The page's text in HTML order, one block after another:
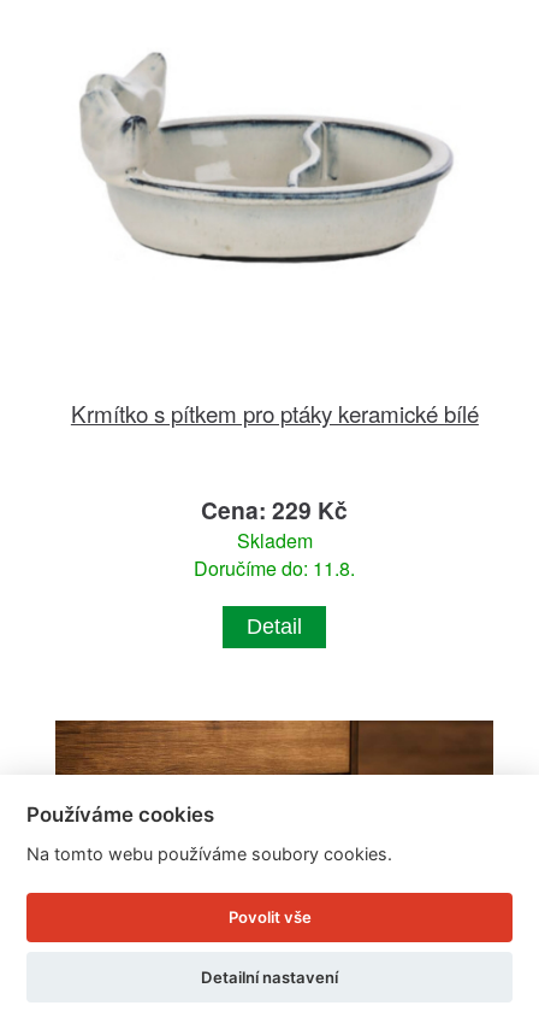
Krmítko s pítkem pro ptáky keramické bílé
Cena: 229 Kč
Skladem
Doručíme do: 11.8.
Detail
Používáme cookies
Na tomto webu používáme soubory cookies.
Povolit vše
Detailní nastavení